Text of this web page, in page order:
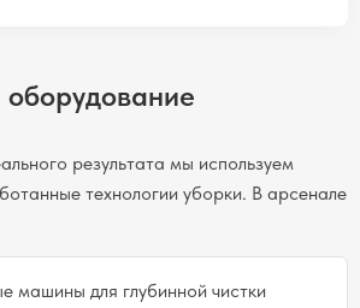
оборудование
результата мы используем
технологии уборки. В арсенале
машины для глубинной чистки